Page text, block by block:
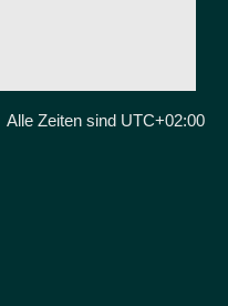
Alle Zeiten sind UTC+02:00